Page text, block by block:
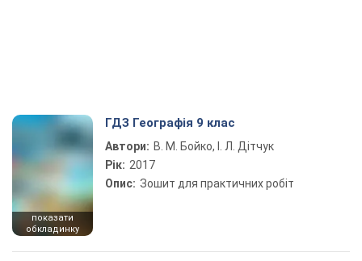
показати
обкладинку
ГДЗ Географія 9 клас
Автори: В. М. Бойко, І. Л. Дітчук
Рік: 2017
Опис: Зошит для практичних робіт